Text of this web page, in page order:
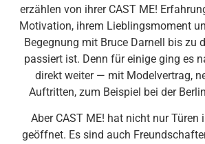
erzählen von ihrer CAST ME!
Motivation, ihrem Lieblingsmoment
Begegnung mit Bruce Darnell bis zu
passiert ist. Denn für einige ging es
direkt weiter — mit Modelvertrag,
Auftritten, zum Beispiel bei der
Aber CAST ME! hat nicht nur Türen
geöffnet. Es sind auch